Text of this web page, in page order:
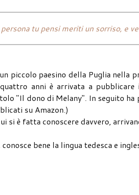
tu pensi meriti un sorriso, e
piccolo paesino della Puglia nella
anni è arrivata a
"Il dono di Melany". In seguito
su Amazon.)
si è fatta conoscere davvero,
bene la lingua tedesca e